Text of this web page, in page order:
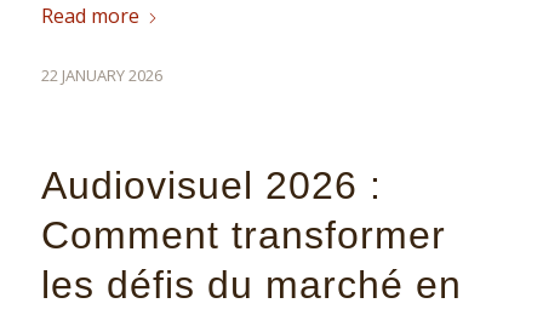
Read more
22 JANUARY 2026
Audiovisuel 2026 :
Comment transformer
les défis du marché en